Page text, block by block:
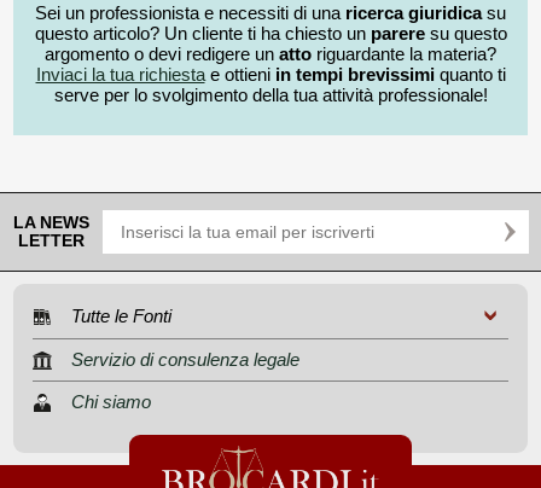
Sei un professionista e necessiti di una ricerca giuridicasu
questo articolo? Un cliente ti ha chiesto un pareresu questo
argomento o devi redigere un atto riguardante la materia?
Inviaci la tua richiestae ottieni in tempi brevissimiquanto ti
serve per lo svolgimento della tua attività professionale!
LA NEWS
LETTER
Tutte le Fonti
Servizio di consulenza legale
Chi siamo